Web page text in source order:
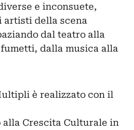
e inconsuete,
artisti della scena
dal teatro alla
dalla musica alla
è realizzato con il
alla Crescita Culturale in